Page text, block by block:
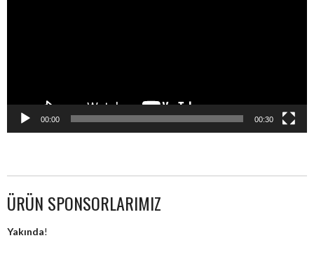
00:00 00:30
ÜRÜN SPONSORLARIMIZ
Yakında!